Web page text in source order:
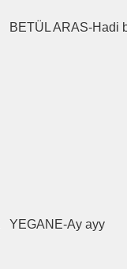
BETÜL ARAS-Hadi
YEGANE-Ay ayy